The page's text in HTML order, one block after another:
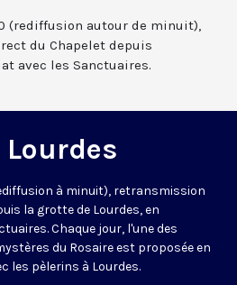
(rediffusion autour de minuit),
du Chapelet depuis
avec les Sanctuaires.
à minuit), retransmission
la grotte de Lourdes, en
Chaque jour, l'une des
du Rosaire est proposée en
les pèlerins à Lourdes.